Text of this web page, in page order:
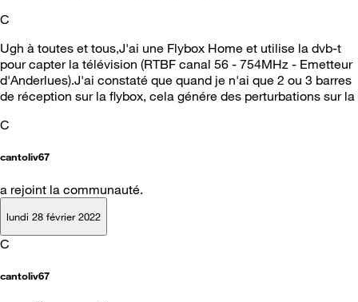
C
Ugh à toutes et tous,J'ai une Flybox Home et utilise la dvb-t
pour capter la télévision (RTBF canal 56 - 754MHz - Emetteur
d'Anderlues).J'ai constaté que quand je n'ai que 2 ou 3 barres
de réception sur la flybox, cela génére des perturbations sur la
C
cantoliv67
a rejoint la communauté.
lundi 28 février 2022
C
cantoliv67